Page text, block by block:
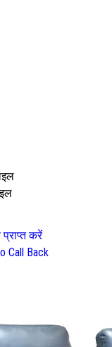
करें
Call Back